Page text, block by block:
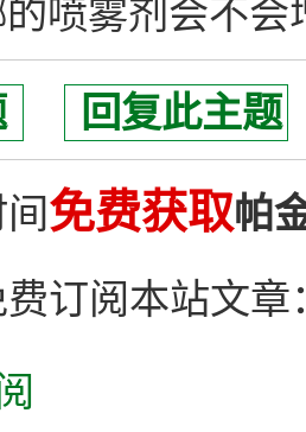
喷雾剂会不
回复此主题
免费获取帕
订阅本站文章